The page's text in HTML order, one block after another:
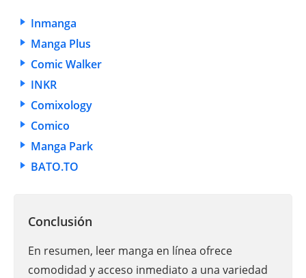
Inmanga
Manga Plus
Comic Walker
INKR
Comixology
Comico
Manga Park
BATO.TO
Conclusión
En resumen, leer manga en línea ofrece
comodidad y acceso inmediato a una variedad